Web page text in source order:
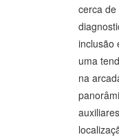
cerca de
inclusão
uma
na